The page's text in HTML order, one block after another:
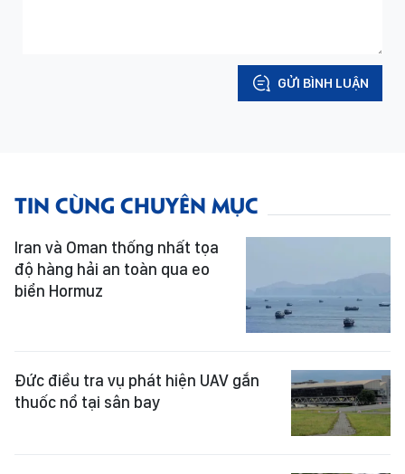
GỬI BÌNH LUẬN
TIN CÙNG CHUYÊN MỤC
Iran và Oman thống nhất tọa
độ hàng hải an toàn qua eo
biển Hormuz
Đức điều tra vụ phát hiện UAV gắn
thuốc nổ tại sân bay